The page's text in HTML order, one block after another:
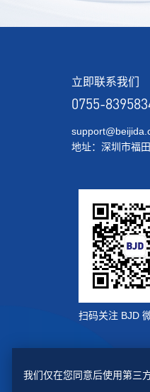
立即联系我们
0755-
地址：深圳市福
扫码关注 BJD
我们仅在您同意后使用第三